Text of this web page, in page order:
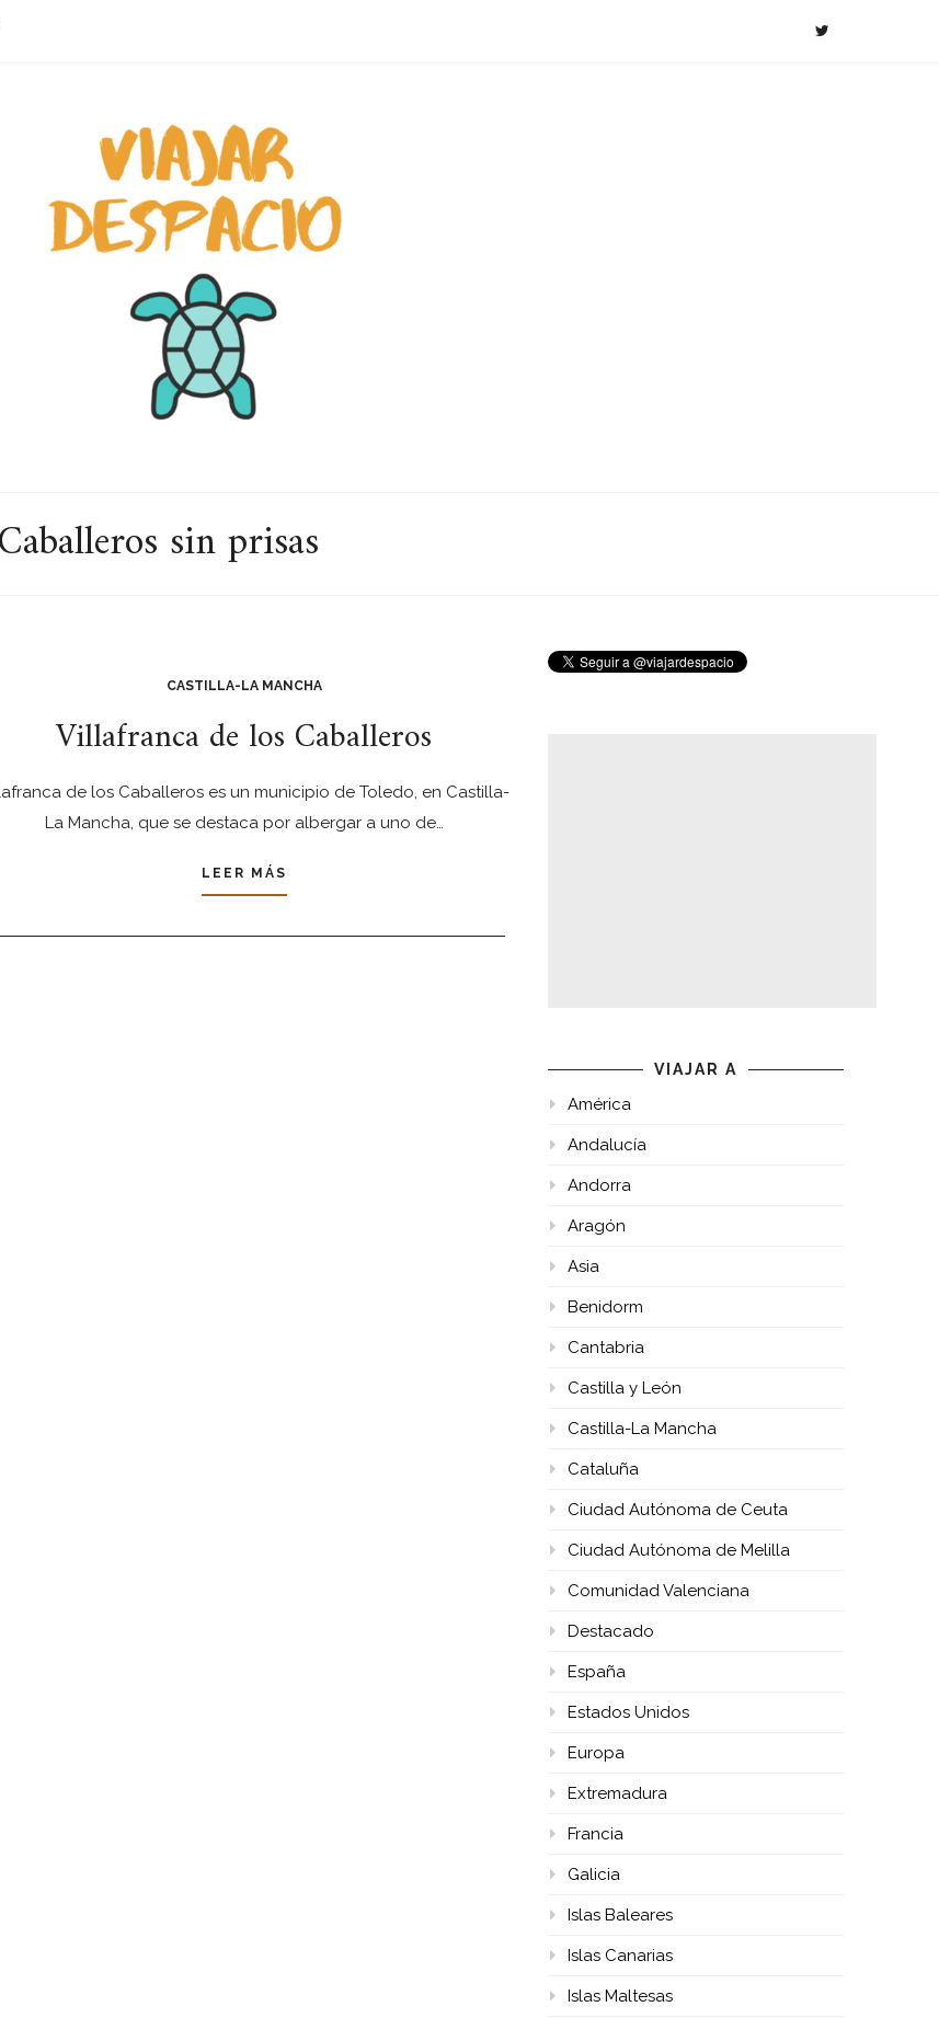
sin prisas
CASTILLA-LA MANCHA
Villafranca de los Caballeros
de los Caballeros es un municipio de Toledo, en Castilla-
La Mancha, que se destaca por albergar a uno de…
LEER MÁS
VIAJAR A
América
Andalucía
Andorra
Aragón
Asia
Benidorm
Cantabria
Castilla y León
Castilla-La Mancha
Cataluña
Ciudad Autónoma de Ceuta
Ciudad Autónoma de Melilla
Comunidad Valenciana
Destacado
España
Estados Unidos
Europa
Extremadura
Francia
Galicia
Islas Baleares
Islas Canarias
Islas Maltesas